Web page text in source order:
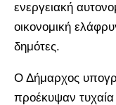
ενεργειακή
οικονομική
δημότες.
Ο Δήμαρχος
προέκυψαν